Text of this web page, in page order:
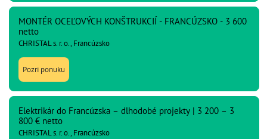
MONTÉR OCEĽOVÝCH KONŠTRUKCIÍ - FRANCÚZSKO - 3 600
netto
CHRISTAL s. r. o., Francúzsko
Pozri ponuku
Elektrikár do Francúzska – dlhodobé projekty | 3 200 – 3
800 € netto
CHRISTAL s. r. o., Francúzsko